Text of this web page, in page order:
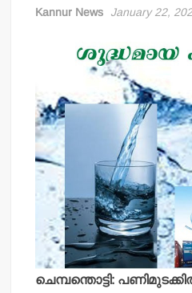
Kannur News January 22,
ചെമ്പന്തൊട്ടി: